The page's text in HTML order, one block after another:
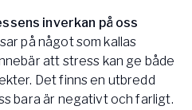
inverkan på oss
på något som kallas
att stress kan ge både
Det finns en utbredd
bara är negativt och farligt.